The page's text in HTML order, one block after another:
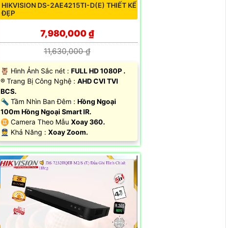
HIKVISION DS-2AE4215TI-D(E) THIẾT KẾ
ĐẸP
7,980,000 ₫
11,630,000 ₫
🦉 Hình Ảnh Sắc nét : FULL HD 1080P .
®️ Trang Bị Công Nghệ : AHD CVI TVI
BCS.
🔦 Tầm Nhìn Ban Đêm : Hồng Ngoại
100m Hồng Ngoại Smart IR.
♊ Camera Theo Mẫu Xoay 360.
️👮 Khả Năng : Xoay Zoom.